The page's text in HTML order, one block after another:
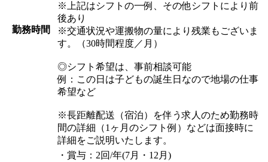
勤務時間
※上記はシフトの一例、その他シフトにより前
後あり
※交通状況や運搬物の量により残業もございま
す。（30時間程度／月）
◎シフト希望は、事前相談可能
例：この日は子どもの誕生日なので地場の仕事
希望など
※長距離配送（宿泊）を伴う求人のため勤務時
間の詳細（1ヶ月のシフト例）などは面接時に
詳細をご説明いたします。
・賞与：2回/年(7月・12月)